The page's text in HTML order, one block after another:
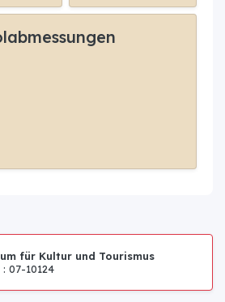
für Kultur und Tourismus
07-10124